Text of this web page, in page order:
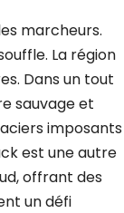
marcheurs.
La région
Dans un tout
sauvage et
imposants
est une autre
offrant des
un défi